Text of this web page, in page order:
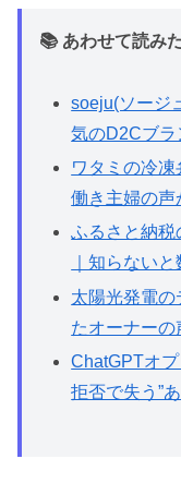
📚 あわせて読み
soeju(ソージ
気のD2Cブラ
ワタミの冷
働き主婦の声
ふるさと納税
｜知らない
太陽光発電の
たオーナーの
ChatGPTオ
拒否で失う”